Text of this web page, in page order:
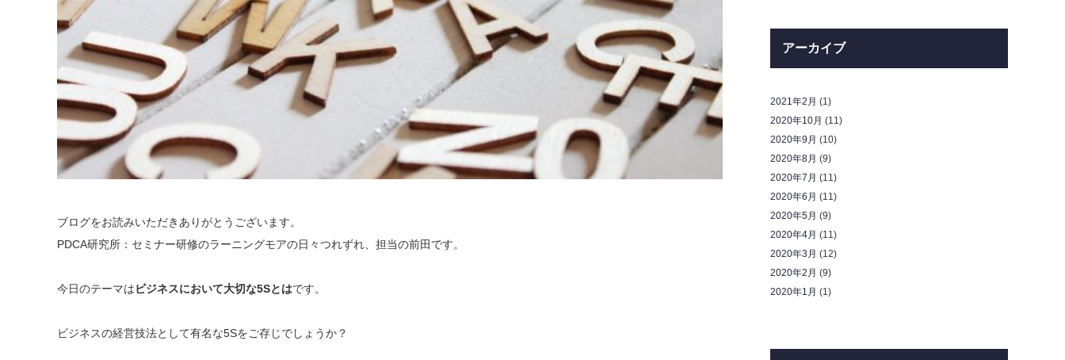
ブログをお読みいただきありがとうございます。
PDCA研究所：セミナー研修のラーニングモアの日々つれずれ、担当の前田です。
今日のテーマはビジネスにおいて大切な5Sとはです。
ビジネスの経営技法として有名な5Sをご存じでしょうか？
アーカイブ
2021年2月 (1)
2020年10月 (11)
2020年9月 (10)
2020年8月 (9)
2020年7月 (11)
2020年6月 (11)
2020年5月 (9)
2020年4月 (11)
2020年3月 (12)
2020年2月 (9)
2020年1月 (1)